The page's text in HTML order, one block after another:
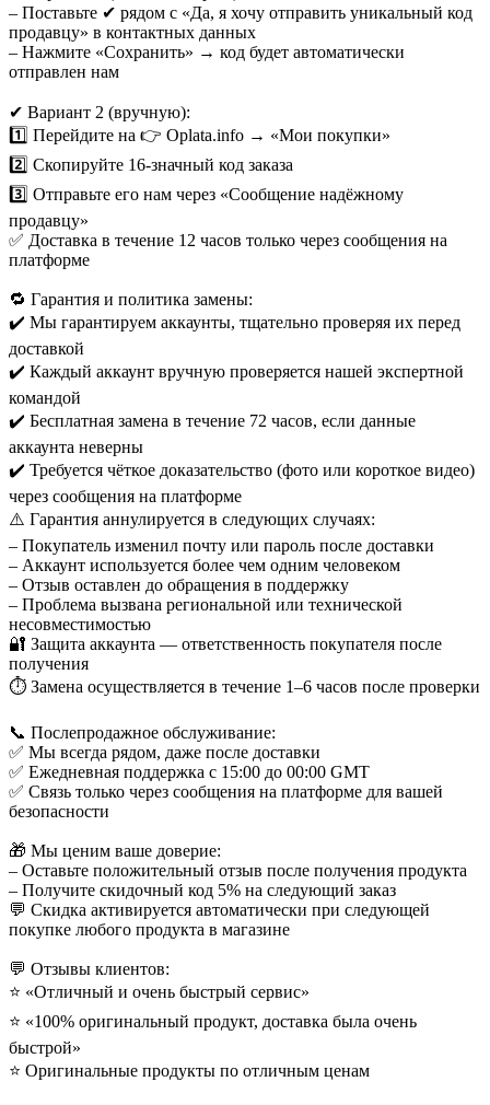
– Поставьте ✔ рядом с «Да, я хочу отправить уникальный код
продавцу» в контактных данных
– Нажмите «Сохранить» → код будет автоматически
отправлен нам
✔ Вариант 2 (вручную):
1️⃣ Перейдите на 👉 Oplata.info → «Мои покупки»
2️⃣ Скопируйте 16-значный код заказа
3️⃣ Отправьте его нам через «Сообщение надёжному
продавцу»
✅ Доставка в течение 12 часов только через сообщения на
платформе
🔁 Гарантия и политика замены:
✔️ Мы гарантируем аккаунты, тщательно проверяя их перед
доставкой
✔️ Каждый аккаунт вручную проверяется нашей экспертной
командой
✔️ Бесплатная замена в течение 72 часов, если данные
аккаунта неверны
✔️ Требуется чёткое доказательство (фото или короткое видео)
через сообщения на платформе
⚠️ Гарантия аннулируется в следующих случаях:
– Покупатель изменил почту или пароль после доставки
– Аккаунт используется более чем одним человеком
– Отзыв оставлен до обращения в поддержку
– Проблема вызвана региональной или технической
несовместимостью
🔐 Защита аккаунта — ответственность покупателя после
получения
⏱️ Замена осуществляется в течение 1–6 часов после проверки
📞 Послепродажное обслуживание:
✅ Мы всегда рядом, даже после доставки
✅ Ежедневная поддержка с 15:00 до 00:00 GMT
✅ Связь только через сообщения на платформе для вашей
безопасности
🎁 Мы ценим ваше доверие:
– Оставьте положительный отзыв после получения продукта
– Получите скидочный код 5% на следующий заказ
💬 Скидка активируется автоматически при следующей
покупке любого продукта в магазине
💬 Отзывы клиентов:
⭐ «Отличный и очень быстрый сервис»
⭐ «100% оригинальный продукт, доставка была очень
быстрой»
⭐ Оригинальные продукты по отличным ценам